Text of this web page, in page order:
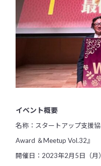
イベント概要
名称：スタートアップ支援
Award ＆Meetup Vol.32』
開催日：2023年2月5日（月）